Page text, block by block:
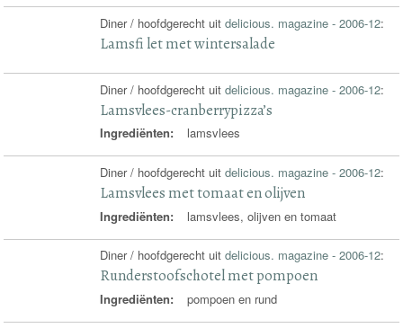
Diner / hoofdgerecht uitdelicious. magazine - 2006-12:
Lamsfi let met wintersalade
Diner / hoofdgerecht uitdelicious. magazine - 2006-12:
Lamsvlees-cranberrypizza’s
Ingrediënten: lamsvlees
Diner / hoofdgerecht uitdelicious. magazine - 2006-12:
Lamsvlees met tomaat en olijven
Ingrediënten: lamsvlees, olijven en tomaat
Diner / hoofdgerecht uitdelicious. magazine - 2006-12:
Runderstoofschotel met pompoen
Ingrediënten: pompoen en rund